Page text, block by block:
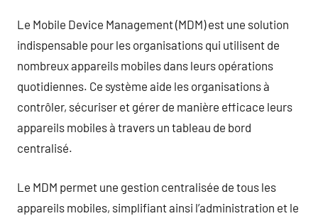
Le Mobile Device Management (MDM) est une solution
indispensable pour les organisations qui utilisent de
nombreux appareils mobiles dans leurs opérations
quotidiennes. Ce système aide les organisations à
contrôler, sécuriser et gérer de manière efficace leurs
appareils mobiles à travers un tableau de bord
centralisé.
Le MDM permet une gestion centralisée de tous les
appareils mobiles, simplifiant ainsi l’administration et le